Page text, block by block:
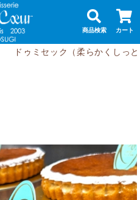
商品検索 カート
ドゥミセック（柔らかくしっ